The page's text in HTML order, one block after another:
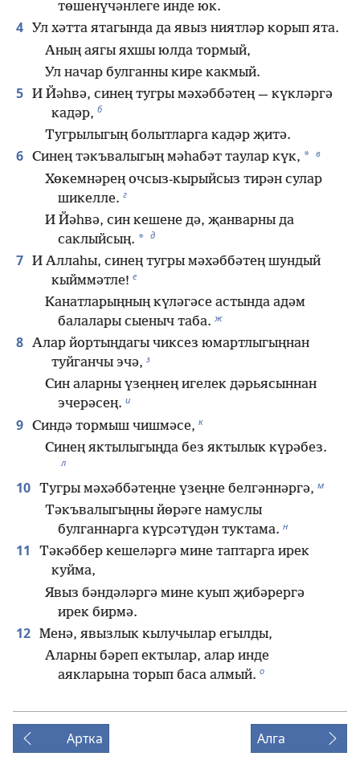
төшенүчәнлеге инде юк.
4
Ул хәтта ятагында да явыз ниятләр корып ята.
Аның аягы яхшы юлда тормый,
Ул начар булганны кире какмый.
5 И Йәһвә, синең тугры мәхәббәтең — күкләргә
кадәр, б
Тугрылыгың болытларга кадәр җитә.
6 Синең тәкъвалыгың мәһабәт таулар күк, * в
Хөкемнәрең очсыз-кырыйсыз тирән сулар
шикелле. г
И Йәһвә, син кешене дә, җанварны да
саклыйсың. * д
7 И Аллаһы, синең тугры мәхәббәтең шундый
кыйммәтле! е
Канатларыңның күләгәсе астында адәм
балалары сыеныч таба. ж
8 Алар йортыңдагы чиксез юмартлыгыңнан
туйганчы эчә, з
Син аларны үзеңнең игелек дәрьясыннан
эчерәсең. и
9 Синдә тормыш чишмәсе, к
Синең яктылыгыңда без яктылык күрәбез.
л
10 Тугры мәхәббәтеңне үзеңне белгәннәргә, м
Тәкъвалыгыңны йөрәге намуслы
булганнарга күрсәтүдән туктама. н
11
Тәкәббер кешеләргә мине таптарга ирек
куйма,
Явыз бәндәләргә мине куып җибәрергә
ирек бирмә.
12 Менә, явызлык кылучылар егылды,
Аларны бәреп ектылар, алар инде
аякларына торып баса алмый. о
Артка Алга